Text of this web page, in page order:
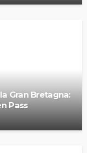
Gran Bretagna:
Pass